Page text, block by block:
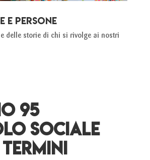
e persone
e delle storie di chi si rivolge ai nostri
95
SOCIALE